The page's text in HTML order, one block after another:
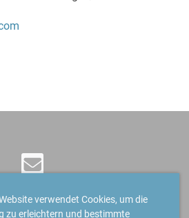
verwendet Cookies, um die
zu erleichtern und bestimmte